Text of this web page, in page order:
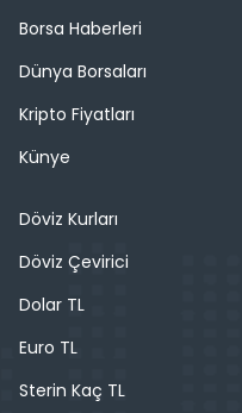
Borsa Haberleri
Dünya Borsaları
Kripto Fiyatları
Künye
Döviz Kurları
Döviz Çevirici
Dolar TL
Euro TL
Sterin Kaç TL